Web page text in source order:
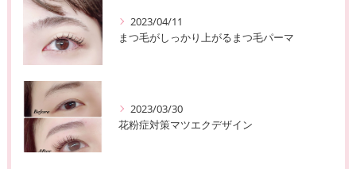
2023/04/11
まつ毛がしっかり上がるまつ毛パーマ
2023/03/30
花粉症対策マツエクデザイン